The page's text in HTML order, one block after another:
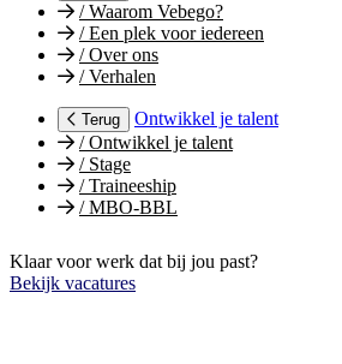
/Waarom Vebego?
/Een plek voor iedereen
/Over ons
/Verhalen
Terug
Ontwikkel je talent
/Ontwikkel je talent
/Stage
/Traineeship
/MBO-BBL
Klaar voor werk dat bij jou past?
Bekijk vacatures